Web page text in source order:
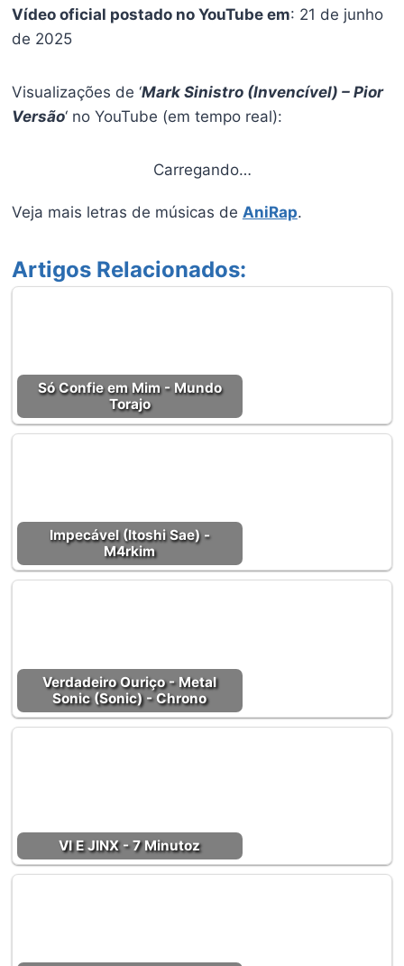
Vídeo oficial postado no YouTube em: 21 de junho
de 2025
Visualizações de ‘Mark Sinistro (Invencível) – Pior
Versão‘ no YouTube (em tempo real):
Carregando…
Veja mais letras de músicas de AniRap.
Artigos Relacionados:
Só Confie em Mim - Mundo
Torajo
Impecável (Itoshi Sae) -
M4rkim
Verdadeiro Ouriço - Metal
Sonic (Sonic) - Chrono
VI E JINX - 7 Minutoz